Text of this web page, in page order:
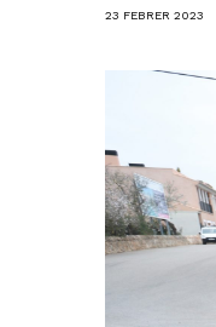
23 FEBRER 2023